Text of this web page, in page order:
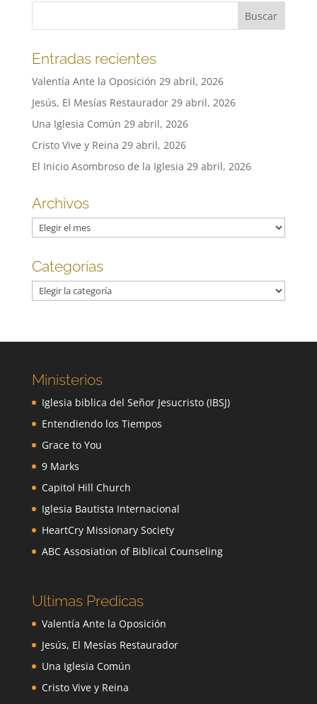
Entradas recientes
Valentía Ante la Oposición 29 abril, 2026
Jesús, El Mesías Restaurador 29 abril, 2026
Una Iglesia Común 29 abril, 2026
Cristo Vive y Reina 29 abril, 2026
El Inicio Asombroso de la Iglesia 29 abril, 2026
Archivos
Archivos
Categorías
Categorías
Ministerios
Iglesia biblica del Señor Jesucristo (IBSJ)
Entendiendo los Tiempos
Grace to You
9 Marks
Capitol Hill Church
Iglesia Bautista Internacional
HeartCry Missionary Society
ABC Assosiation of Biblical Counseling
Ultimas Predicas
Valentía Ante la Oposición
Jesús, El Mesías Restaurador
Una Iglesia Común
Cristo Vive y Reina